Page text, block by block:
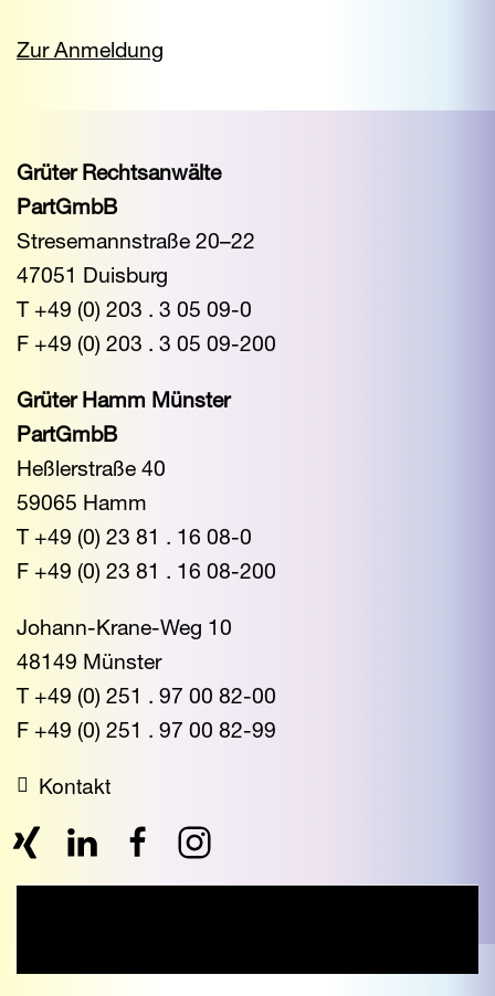
Zur Anmeldung
Grüter Rechtsanwälte
PartGmbB
Stresemannstraße 20–22
47051 Duisburg
T +49 (0) 203 . 3 05 09-0
F +49 (0) 203 . 3 05 09-200
Grüter Hamm Münster
PartGmbB
Heßlerstraße 40
59065 Hamm
T +49 (0) 23 81 . 16 08-0
F +49 (0) 23 81 . 16 08-200
Johann-Krane-Weg 10
48149 Münster
T +49 (0) 251 . 97 00 82-00
F +49 (0) 251 . 97 00 82-99
Kontakt